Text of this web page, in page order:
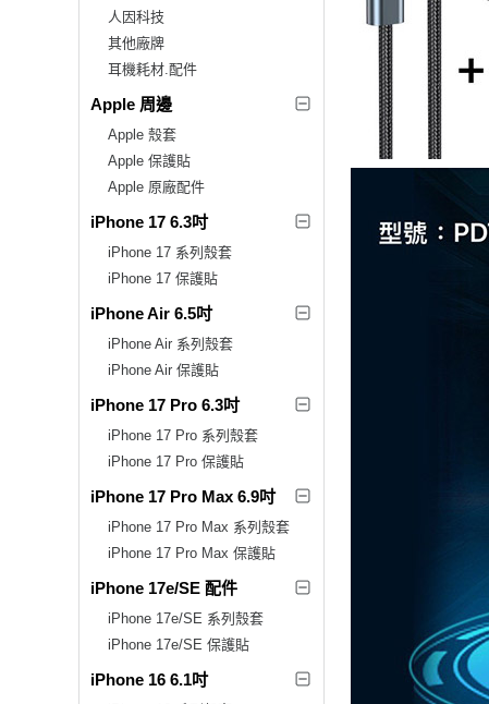
人因科技
其他廠牌
耳機耗材.配件
Apple 周邊
Apple 殼套
Apple 保護貼
Apple 原廠配件
iPhone 17 6.3吋
iPhone 17 系列殼套
iPhone 17 保護貼
iPhone Air 6.5吋
iPhone Air 系列殼套
iPhone Air 保護貼
iPhone 17 Pro 6.3吋
iPhone 17 Pro 系列殼套
iPhone 17 Pro 保護貼
iPhone 17 Pro Max 6.9吋
iPhone 17 Pro Max 系列殼套
iPhone 17 Pro Max 保護貼
iPhone 17e/SE 配件
iPhone 17e/SE 系列殼套
iPhone 17e/SE 保護貼
iPhone 16 6.1吋